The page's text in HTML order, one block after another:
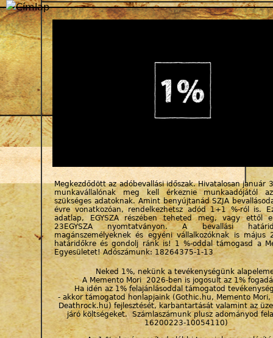
Jump to navigation
Megkezdődött az adóbevallási időszak. Hivatalosan január
munkavállalónak meg kell érkeznie munkaadójától
szükséges adatoknak. Amint benyújtanád SZJA
évre vonatkozóan, rendelkezhetsz adód 1+1 %-ról is.
adatlap, EGYSZA részében teheted meg, vagy ettől
23EGYSZA nyomtatványon. A bevallási
magánszemélyeknek és egyéni vállalkozóknak is május
határidőkre és gondolj ránk is! 1 %-oddal támogasd a
Egyesületet! Adószámunk: 18264375-1-13
Neked 1%, nekünk a tevékenységünk
A Memento Mori 2026-ben is jogosult az 1%
Ha idén az 1% felajánlásoddal támogatod
- akkor támogatod honlapjaink (Gothic.hu, Memento Mori,
Deathrock.hu) fejlesztését, karbantartását valamint az
járó költségeket. Számlaszámunk plusz adományod
16200223-10054110)